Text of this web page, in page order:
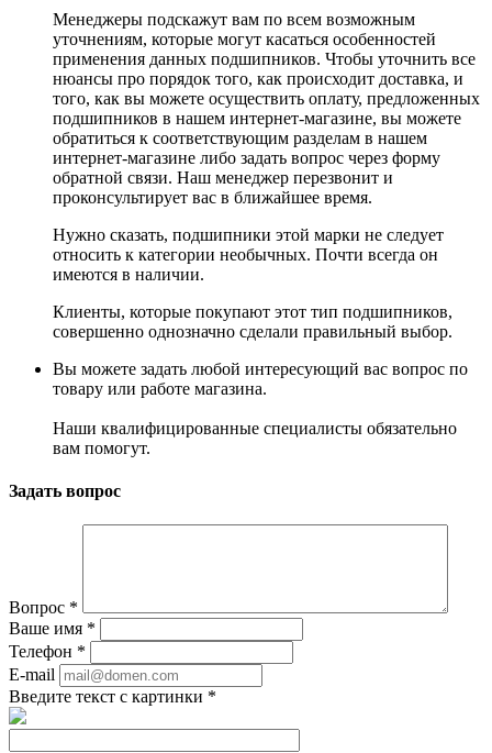
Менеджеры подскажут вам по всем возможным
уточнениям, которые могут касаться особенностей
применения данных подшипников. Чтобы уточнить все
нюансы про порядок того, как происходит доставка, и
того, как вы можете осуществить оплату, предложенных
подшипников в нашем интернет-магазине, вы можете
обратиться к соответствующим разделам в нашем
интернет-магазине либо задать вопрос через форму
обратной связи. Наш менеджер перезвонит и
проконсультирует вас в ближайшее время.
Нужно сказать, подшипники этой марки не следует
относить к категории необычных. Почти всегда он
имеются в наличии.
Клиенты, которые покупают этот тип подшипников,
совершенно однозначно сделали правильный выбор.
Вы можете задать любой интересующий вас вопрос по
товару или работе магазина.
Наши квалифицированные специалисты обязательно
вам помогут.
Задать вопрос
Вопрос *
Ваше имя *
Телефон *
E-mail
Введите текст с картинки *